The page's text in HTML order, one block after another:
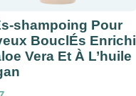
shampoing Pour
BouclÉs Enrichi
Vera Et À L’huile